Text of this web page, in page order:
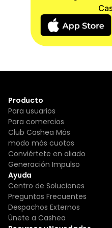
en la obligación de
condiciones físicas
BOTON, ENCHUFE Y
defectos físicos solo se
de la entrega del
N° 1 del presente
Celulares: GENERALES 1
2 MESES.
Laptops y pc: 1 MES.Tv
Consolas y router: 1 MES
Impresoras: 1 MES
Cámaras y cornetas: 1
Artíuclos hogar y otros:
Aire Acondicionado: 1
aplican)
Accesorios tales como
power band, cables,
Producto
Para usuarios
Para comercios
Club Cashea Más
modo más cuotas
Conviértete en aliado
Generación Impulso
Ayuda
Centro de Soluciones
Preguntas Frecuentes
Despachos Externos
Únete a Cashea